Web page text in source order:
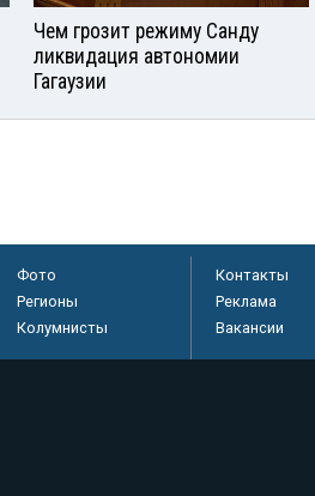
Чем грозит режиму Санду
ликвидация автономии
Гагаузии
Фото
Регионы
Колумнисты
Контакты
Реклама
Вакансии